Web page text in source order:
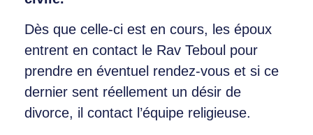
Dès que celle-ci est en cours, les époux
entrent en contact le Rav Teboul pour
prendre en éventuel rendez-vous et si ce
dernier sent réellement un désir de
divorce, il contact l’équipe religieuse.